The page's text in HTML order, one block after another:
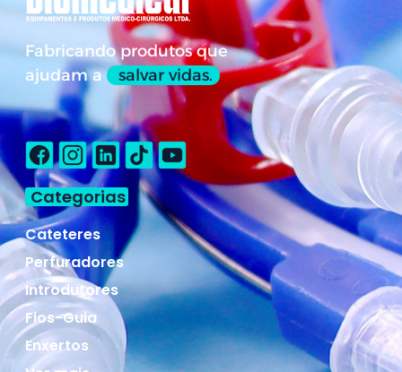
Fabricando produtos que
ajudam a salvar vidas.
Categorias
Cateteres
Perfuradores
Introdutores
Fios-Guia
Enxertos